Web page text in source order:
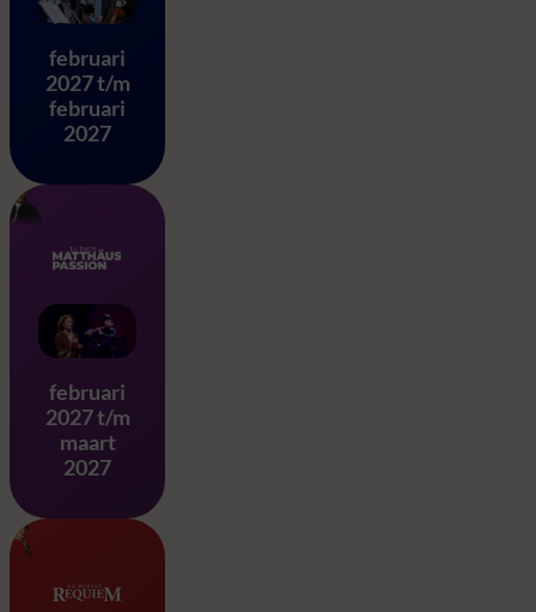
Eine Kleine Nachtmusik –
februari
2027 t/m
februari
2027
Matthäus Passion – J.S.
februari
2027 t/m
maart
2027